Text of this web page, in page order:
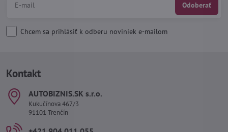
Odoberať
Chcem sa prihlásiť k odberu noviniek e-mailom
Kontakt
AUTOBIZNIS​.SK s​.r​.o​.
Kukučínova 467/3
91101 Trenčín